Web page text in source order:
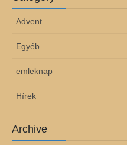
Advent
Egyéb
emleknap
Hírek
Archive